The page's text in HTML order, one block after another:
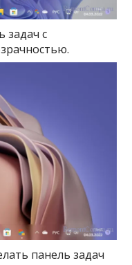
задач с
панель задач